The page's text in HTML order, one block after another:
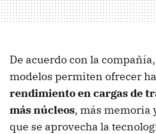
De acuerdo con la
modelos permiten ofrecer
rendimiento en cargas de
más núcleos, más memoria
que se aprovecha la